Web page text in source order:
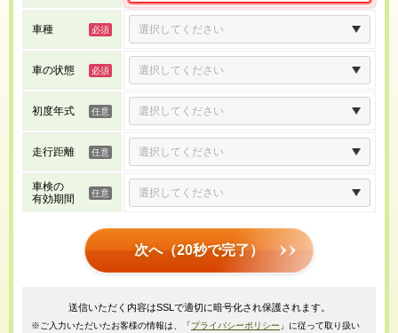
車種
車の状態
初度年式
走行距離
車検の
有効期間
次へ（20秒で完了）
送信いただく内容はSSLで適切に暗号化され保護されます。
※ご入力いただいたお客様の情報は、「プライバシーポリシー 」に従って取り扱い